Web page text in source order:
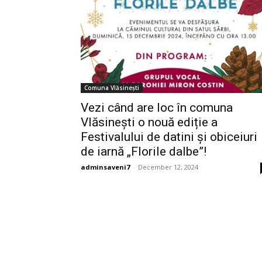
Comuna Vlăsinești
Vezi când are loc în comuna
Vlăsinești o nouă ediție a
Festivalului de datini și obiceiuri
de iarnă „Florile dalbe”!
adminsaveni7 - December 12, 2024